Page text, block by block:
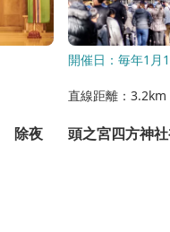
除夜
開催日：毎年1月
直線距離：3.2km
頭之宮四方神